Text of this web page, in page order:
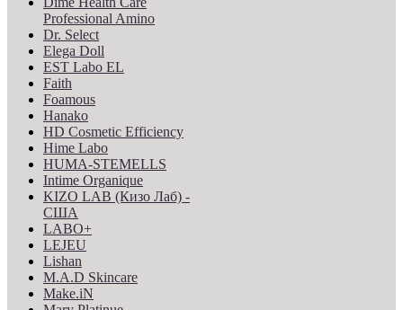
Professional Amino
Dr. Select
Elega Doll
EST Labo EL
Faith
Foamous
Hanako
HD Cosmetic Efficiency
Hime Labo
HUMA-STEMELLS
Intime Organique
KIZO LAB (Кизо Лаб) -
США
LABO+
LEJEU
Lishan
M.A.D Skincare
Make.iN